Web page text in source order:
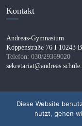
Kontakt
Andreas-Gymnasium
Koppenstraße 76 I 10243
Telefon: 030/29369020
Diese Website
nutzt, gehen